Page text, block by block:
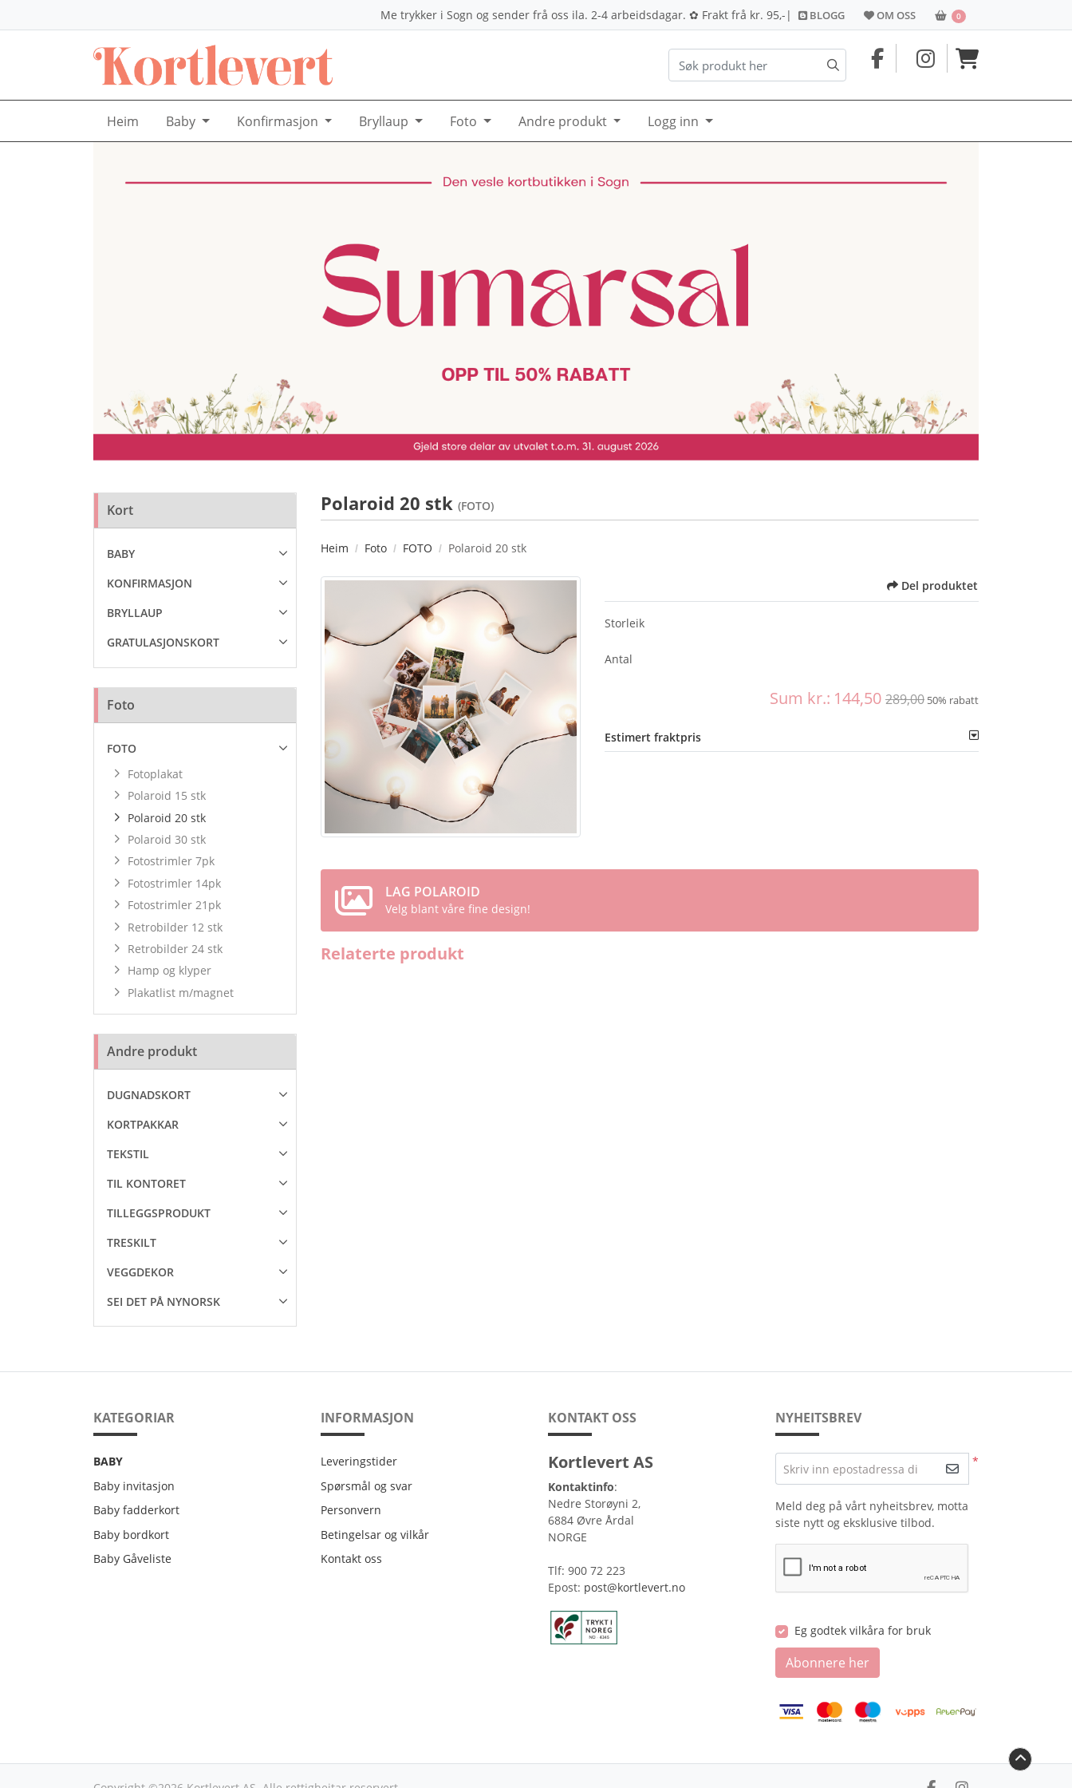
Me trykker i Sogn og sender frå oss ila. 2-4 arbeidsdagar. ✿ Frakt frå kr. 95,- | BLOGG
BLOGG OM OSS
OM OSS HANDLEKORG
0
Heim Baby Konfirmasjon Bryllaup Foto Andre produkt Logg inn
Kort
BABY
KONFIRMASJON
BRYLLAUP
GRATULASJONSKORT
Foto
FOTO
Fotoplakat
Polaroid 15 stk
Polaroid 20 stk
Polaroid 30 stk
Fotostrimler 7pk
Fotostrimler 14pk
Fotostrimler 21pk
Retrobilder 12 stk
Retrobilder 24 stk
Hamp og klyper
Plakatlist m/magnet
Andre produkt
DUGNADSKORT
KORTPAKKAR
TEKSTIL
TIL KONTORET
TILLEGGSPRODUKT
TRESKILT
VEGGDEKOR
SEI DET PÅ NYNORSK
Polaroid 20 stk (FOTO)
Heim Foto FOTO Polaroid 20 stk
Del produktet
Storleik
Antal
Sum kr.: 144,50 289,00 50% rabatt
Estimert fraktpris
LAG POLAROID
Velg blant våre fine design!
Relaterte produkt
KATEGORIAR
BABY
Baby invitasjon
Baby fadderkort
Baby bordkort
Baby Gåveliste
INFORMASJON
Leveringstider
Leveringstider
Spørsmål og svar
Personvern
Personvern
Betingelsar og vilkår
Betingelsar og vilkår
Kontakt oss
Kontakt oss
KONTAKT OSS
Kortlevert AS
Kontaktinfo:
Nedre Storøyni 2,
6884 Øvre Årdal
NORGE
Tlf: 900 72 223
Epost: post@kortlevert.no
NYHEITSBREV
*
Skriv inn epostadressa di
Meld deg på vårt nyheitsbrev, motta
siste nytt og eksklusive tilbod.
Eg godtek vilkåra for bruk
Abonnere her